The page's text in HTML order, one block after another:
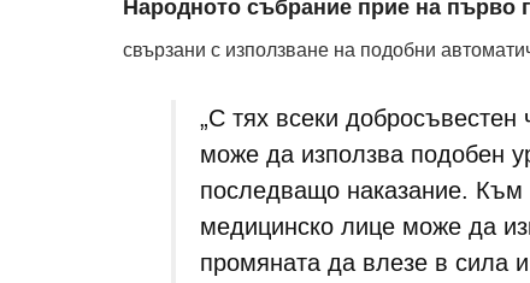
Народното събрание прие на първо
свързани с използване на подобни
„С тях всеки
може да използва подобен
последващо наказание.
медицинско лице може да
промяната да влезе в сила